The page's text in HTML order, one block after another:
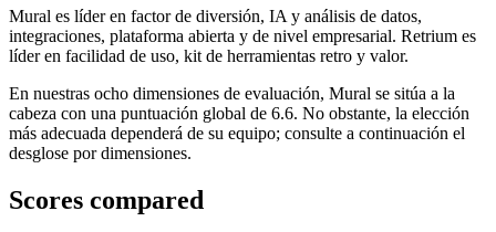
Mural es líder en factor de diversión, IA y análisis de datos,
integraciones, plataforma abierta y de nivel empresarial. Retrium es
líder en facilidad de uso, kit de herramientas retro y valor.
En nuestras ocho dimensiones de evaluación, Mural se sitúa a la
cabeza con una puntuación global de 6.6. No obstante, la elección
más adecuada dependerá de su equipo; consulte a continuación el
desglose por dimensiones.
Scores compared